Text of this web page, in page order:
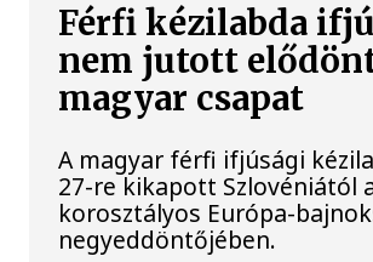
Férfi kézilabda
nem jutott
magyar csapat
A magyar férfi ifjúsági
27-re kikapott Szlovéniától
korosztályos Európa-
negyeddöntőjében.